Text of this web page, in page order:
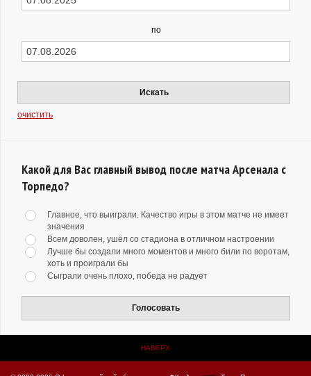
по
Искать
очистить
Какой для Вас главный вывод после матча Арсенала с
Торпедо?
Главное, что выиграли. Качество игры в этом матче не имеет
значения
Всем доволен, ушёл со стадиона в отличном настроении
Лучше бы создали много моментов и много били по воротам,
хоть и проиграли бы
Сыграли очень плохо, победа не радует
Голосовать
НАВЕРХ